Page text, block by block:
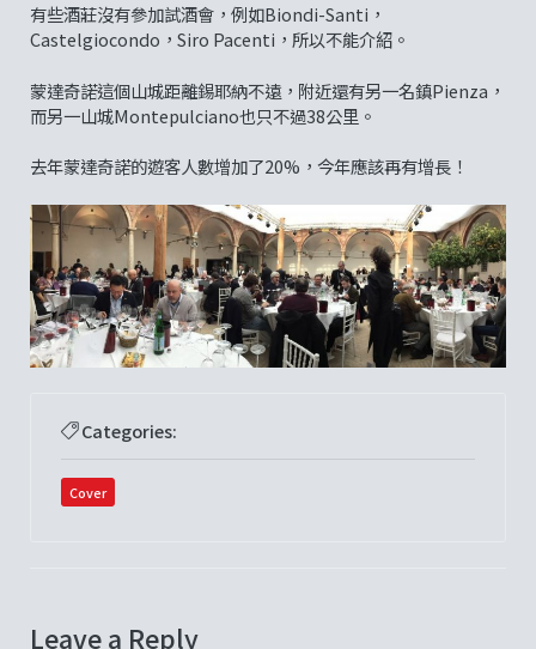
有些酒莊沒有參加試酒會，例如Biondi-Santi，
Castelgiocondo，Siro Pacenti，所以不能介紹。
蒙達奇諾這個山城距離錫耶納不遠，附近還有另一名鎮Pienza，
而另一山城Montepulciano也只不過38公里。
去年蒙達奇諾的遊客人數增加了20%，今年應該再有增長！
Categories:
Cover
Leave a Reply